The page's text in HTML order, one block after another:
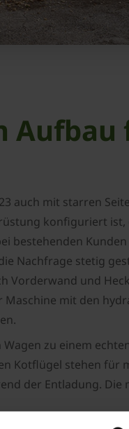
auch mit starren
konfiguriert ist,
bestehenden
Nachfrage stetig
Vorderwand und
mit den
zu einem
Kotflügel stehen für
der Entladung.
ist, bleibt es auch